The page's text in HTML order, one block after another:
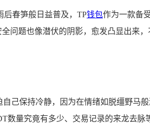
后春笋般日益普及，TP钱包作为一款备
问题也像潜伏的阴影，愈发凸显出来
己保持冷静，因为在情绪如脱缰野
数量究竟有多少、交易记录的来龙去